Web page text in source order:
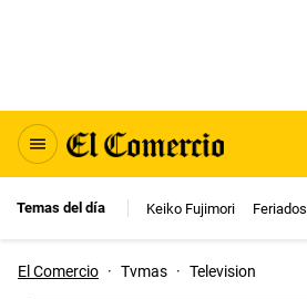
Temas del día Keiko Fujimori Feriados
El Comercio · Tvmas · Television